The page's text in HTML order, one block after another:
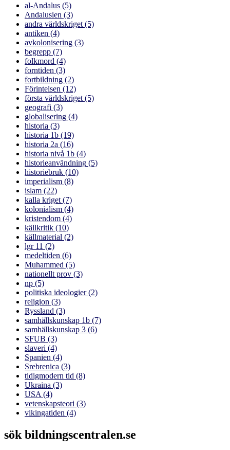
al-Andalus (5)
Andalusien (3)
andra världskriget (5)
antiken (4)
avkolonisering (3)
begrepp (7)
folkmord (4)
forntiden (3)
fortbildning (2)
Förintelsen (12)
första världskriget (5)
geografi (3)
globalisering (4)
historia (3)
historia 1b (19)
historia 2a (16)
historia nivå 1b (4)
historieanvändning (5)
historiebruk (10)
imperialism (8)
islam (22)
kalla kriget (7)
kolonialism (4)
kristendom (4)
källkritik (10)
källmaterial (2)
lgr 11 (2)
medeltiden (6)
Muhammed (5)
nationellt prov (3)
np (5)
politiska ideologier(2)
religion (3)
Ryssland (3)
samhällskunskap 1b (7)
samhällskunskap 3 (6)
SFUB (3)
slaveri (4)
Spanien (4)
Srebrenica (3)
tidigmodern tid (8)
Ukraina (3)
USA (4)
vetenskapsteori (3)
vikingatiden (4)
sök bildningscentralen.se